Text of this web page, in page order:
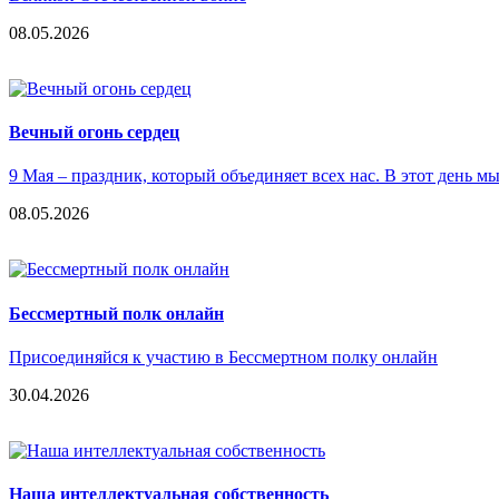
08.05.2026
Вечный огонь сердец
9 Мая – праздник, который объединяет всех нас. В этот день
08.05.2026
Бессмертный полк онлайн
Присоединяйся к участию в Бессмертном полку онлайн
30.04.2026
Наша интеллектуальная собственность